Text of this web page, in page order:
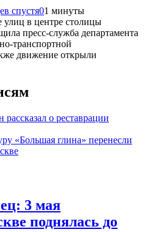
спустя01 минуты
улиц в центре столицы
пресс-служба департамента
транспортной
движение открыли
о реставрации
«Большая глина» перенесли
3 мая
поднялась до